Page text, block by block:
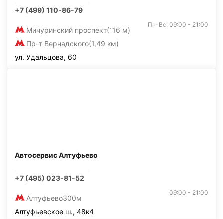
+7 (499) 110-86-79
Мичуринский проспект(116 м)
Пр-т Вернадского(1,49 км)
Пн-Вс: 09:00 - 21:00
ул. Удальцова, 60
Автосервис Алтуфьево
+7 (495) 023-81-52
Алтуфьево300м
09:00 - 21:00
Алтуфьевское ш., 48к4